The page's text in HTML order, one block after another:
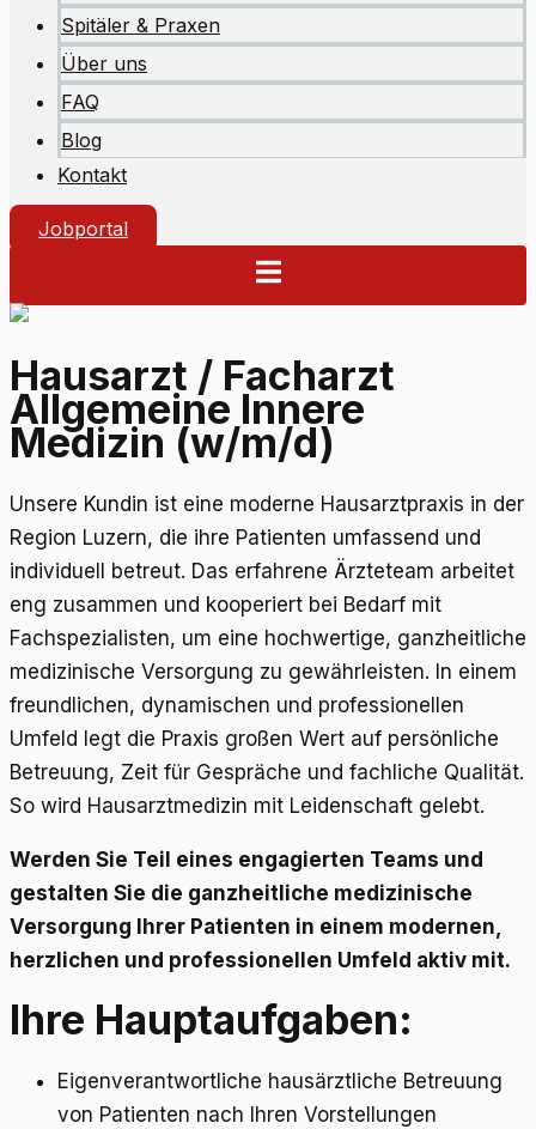
Spitäler & Praxen
Über uns
FAQ
Blog
Kontakt
Jobportal
Hausarzt / Facharzt
Allgemeine Innere
Medizin (w/m/d)
Unsere Kundin ist eine moderne Hausarztpraxis in der
Region Luzern, die ihre Patienten umfassend und
individuell betreut. Das erfahrene Ärzteteam arbeitet
eng zusammen und kooperiert bei Bedarf mit
Fachspezialisten, um eine hochwertige, ganzheitliche
medizinische Versorgung zu gewährleisten. In einem
freundlichen, dynamischen und professionellen
Umfeld legt die Praxis großen Wert auf persönliche
Betreuung, Zeit für Gespräche und fachliche Qualität.
So wird Hausarztmedizin mit Leidenschaft gelebt.
Werden Sie Teil eines engagierten Teams und
gestalten Sie die ganzheitliche medizinische
Versorgung Ihrer Patienten in einem modernen,
herzlichen und professionellen Umfeld aktiv mit.
Ihre Hauptaufgaben:
Eigenverantwortliche hausärztliche Betreuung
von Patienten nach Ihren Vorstellungen